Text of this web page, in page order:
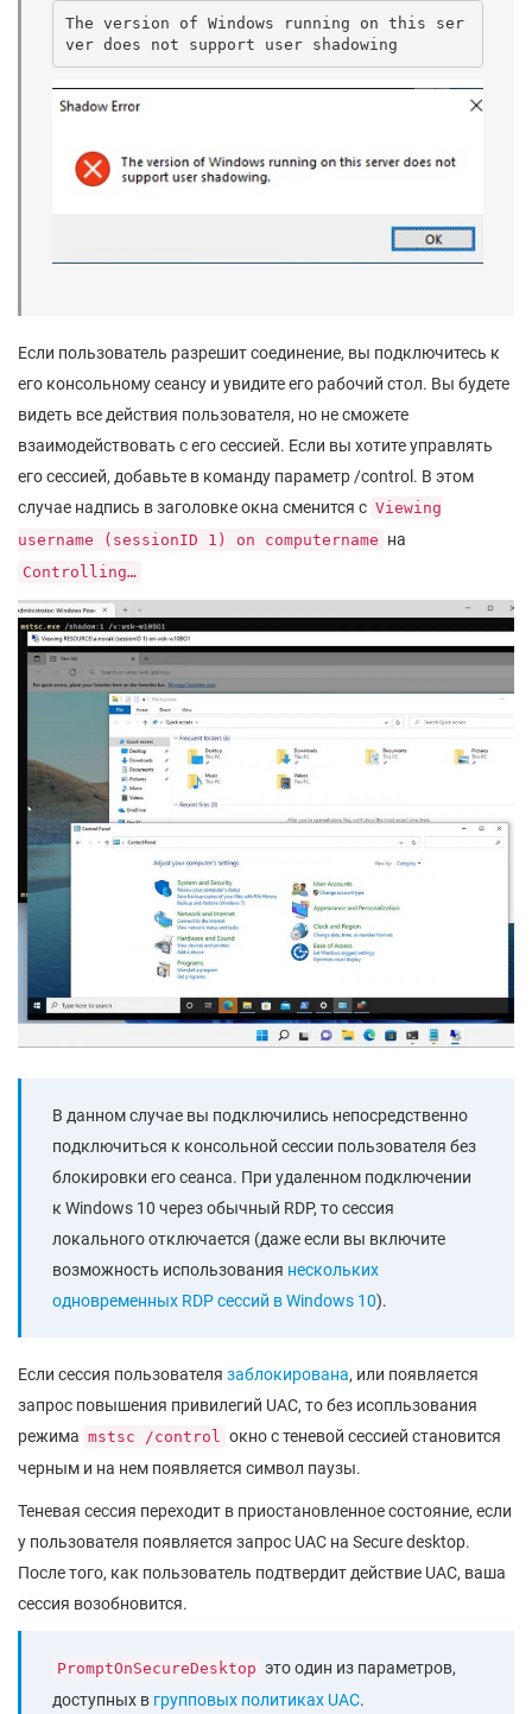
The version of Windows running on this ser
ver does not support user shadowing
Если пользователь разрешит соединение, вы подключитесь к
его консольному сеансу и увидите его рабочий стол. Вы будете
видеть все действия пользователя, но не сможете
взаимодействовать с его сессией. Если вы хотите управлять
его сессией, добавьте в команду параметр /control. В этом
случае надпись в заголовке окна сменится с Viewing
username (sessionID 1) on computername на
Controlling…
В данном случае вы подключились непосредственно
подключиться к консольной сессии пользователя без
блокировки его сеанса. При удаленном подключении
к Windows 10 через обычный RDP, то сессия
локального отключается (даже если вы включите
возможность использования нескольких
одновременных RDP сессий в Windows 10).
Если сессия пользователя заблокирована, или появляется
запрос повышения привилегий UAC, то без исопльзования
режима mstsc /control окно с теневой сессией становится
черным и на нем появляется символ паузы.
Теневая сессия переходит в приостановленное состояние, если
у пользователя появляется запрос UAC на Secure desktop.
После того, как пользователь подтвердит действие UAC, ваша
сессия возобновится.
PromptOnSecureDesktop это один из параметров,
доступных в групповых политиках UAC.